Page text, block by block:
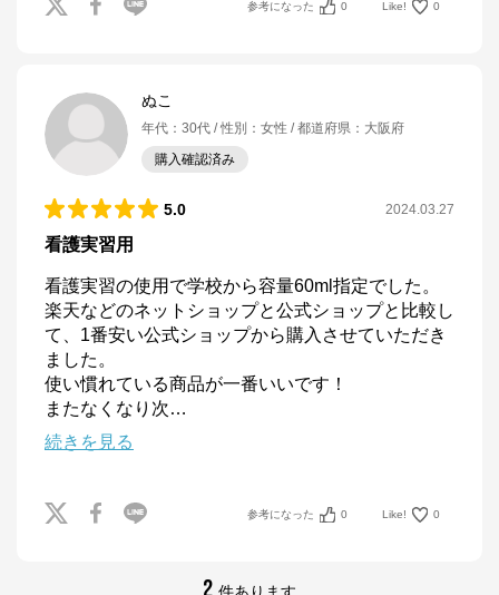
参考になった 0 Like! 0
ぬこ
年代 ： 30代 性別 ： 女性 都道府県 ： 大阪府
購入確認済み
5.0 2024.03.27
看護実習用
看護実習の使用で学校から容量60ml指定でした。
楽天などのネットショップと公式ショップと比較し
て、1番安い公式ショップから購入させていただき
ました。
使い慣れている商品が一番いいです！
またなくなり次…
続きを見る
参考になった 0 Like! 0